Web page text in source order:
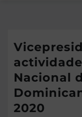
Nacional
2020